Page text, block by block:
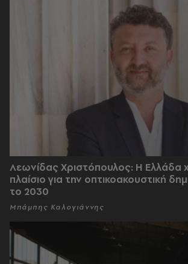
Λεωνίδας Χριστόπουλος: Η Ελλάδα
πλαίσιο για την οπτικοακουστική
το 2030
Μπάμπης Καλογιάννης